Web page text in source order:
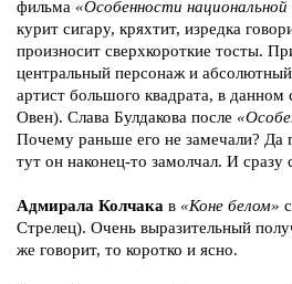
фильма «Особенности
курит сигару, кряхтит, изредка
произносит сверхкороткие тосты.
центральный персонаж и
артист большого квадрата, в данном
Овен). Слава Булдакова после
Почему раньше его не замечали? Да
тут он наконец-то замолчал. И сразу
Адмирала Колчака в «Коне белом»
Стрелец). Очень выразительный
же говорит, то коротко и ясно.